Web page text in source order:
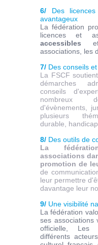
6/ Des licences
avantageux
La fédération
licences et
accessibles
associations, les
7/ Des conseils
La FSCF
démarches
conseils
nombreux
d'évènements,
plusieurs
durable,
8/ Des outils de
La
associations
promotion de
de
leur permettre
davantage leur
9/ Une visibilité
La fédération
ses associations
officielle, Les
différents